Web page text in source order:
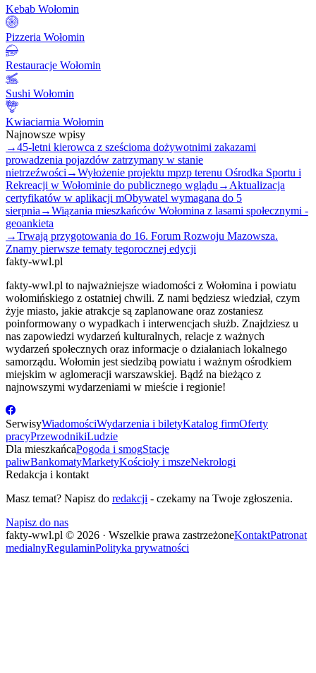
Kebab Wołomin
Pizzeria Wołomin
Restauracje Wołomin
Sushi Wołomin
Kwiaciarnia Wołomin
Najnowsze wpisy
→45-letni kierowca z sześcioma dożywotnimi zakazami
prowadzenia pojazdów zatrzymany w stanie
nietrzeźwości →Wyłożenie projektu mpzp terenu Ośrodka Sportu i
Rekreacji w Wołominie do publicznego wglądu → Aktualizacja
certyfikatów w aplikacji mObywatel wymagana do 5
sierpnia →Wiązania mieszkańców Wołomina z lasami społecznymi -
geoankieta
→Trwają przygotowania do 16. Forum Rozwoju Mazowsza.
Znamy pierwsze tematy tegorocznej edycji
fakty-wwl.pl
fakty-wwl.pl to najważniejsze wiadomości z Wołomina i powiatu
wołomińskiego z ostatniej chwili. Z nami będziesz wiedział, czym
żyje miasto, jakie atrakcje są zaplanowane oraz zostaniesz
poinformowany o wypadkach i interwencjach służb. Znajdziesz u
nas zapowiedzi wydarzeń kulturalnych, relacje z ważnych
wydarzeń społecznych oraz informacje o działaniach lokalnego
samorządu. Wołomin jest siedzibą powiatu i ważnym ośrodkiem
miejskim w aglomeracji warszawskiej. Bądź na bieżąco z
najnowszymi wydarzeniami w mieście i regionie!
SerwisyWiadomościWydarzenia i biletyKatalog firmOferty
pracyPrzewodnikiLudzie
Dla mieszkańcaPogoda i smogStacje
paliwBankomatyMarketyKościoły i mszeNekrologi
Redakcja i kontakt
Masz temat? Napisz do redakcji - czekamy na Twoje zgłoszenia.
Napisz do nas
fakty-wwl.pl © 2026 · Wszelkie prawa zastrzeżoneKontaktPatronat
medialnyRegulaminPolityka prywatności